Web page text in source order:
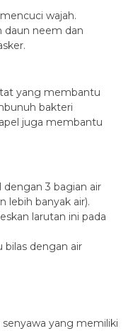
wajah.
daun neem dan
yang membantu
bakteri
juga membantu
dengan 3 bagian air
lebih banyak air).
larutan ini pada
bilas dengan air
yang memiliki